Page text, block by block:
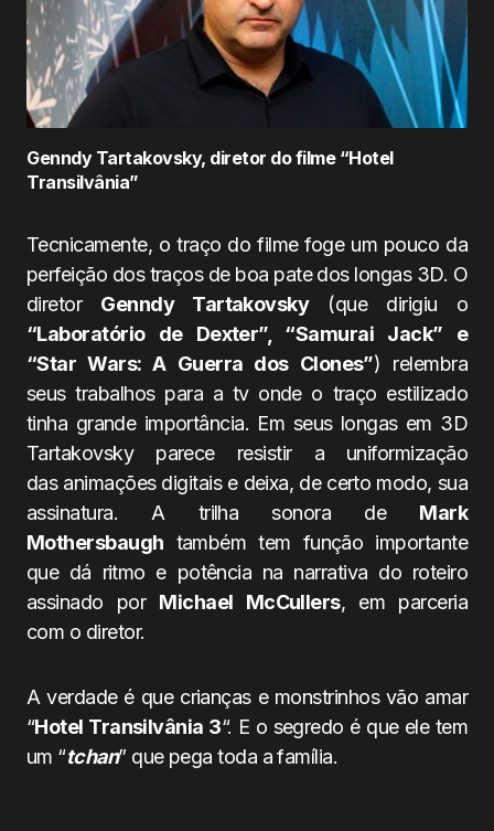
Genndy Tartakovsky, diretor do filme “Hotel
Transilvânia”
Tecnicamente, o traço do filme foge um pouco da
perfeição dos traços de boa pate dos longas 3D. O
diretor Genndy Tartakovsky(que dirigiu o
“Laboratório de Dexter”, “Samurai Jack” e
“Star Wars: A Guerra dos Clones”) relembra
seus trabalhos para a tv onde o traço estilizado
tinha grande importância. Em seus longas em 3D
Tartakovsky parece resistir a uniformização
das animações digitais e deixa, de certo modo, sua
assinatura. A trilha sonora de Mark
Mothersbaugh também tem função importante
que dá ritmo e potência na narrativa do roteiro
assinado por Michael McCullers, em parceria
com o diretor.
A verdade é que crianças e monstrinhos vão amar
“Hotel Transilvânia 3“. E o segredo é que ele tem
um “tchan” que pega toda a família.